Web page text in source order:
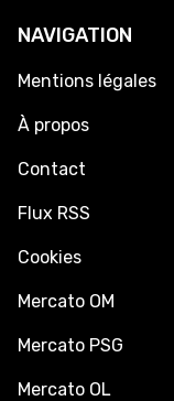
NAVIGATION
Mentions légales
À propos
Contact
Flux RSS
Cookies
Mercato OM
Mercato PSG
Mercato OL